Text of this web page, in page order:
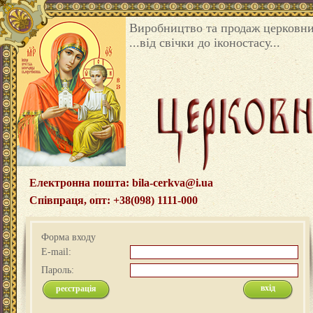
Виробництво та продаж
...від свічки до іконостасу...
Електронна пошта: bila-cerkva@i.ua
Співпраця, опт: +38(098) 1111-000
Форма входу
E-mail:
Пароль:
реєстрація